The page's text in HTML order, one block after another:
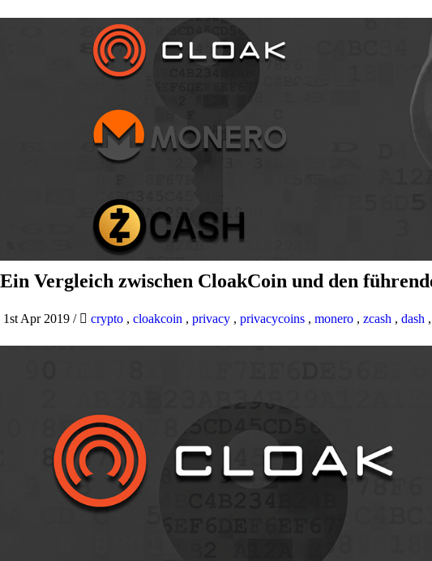
Ein Vergleich zwischen CloakCoin und den
1st Apr 2019 / crypto , cloakcoin , privacy , privacycoins , monero , zcash , dash ,